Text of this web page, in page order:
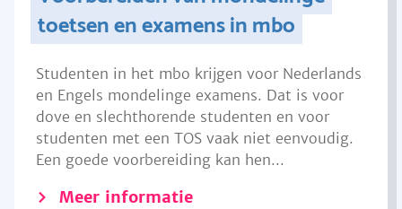
toetsen en examens in mbo
Studenten in het mbo krijgen voor Nederlands
en Engels mondelinge examens. Dat is voor
dove en slechthorende studenten en voor
studenten met een TOS vaak niet eenvoudig.
Een goede voorbereiding kan hen...
Meer informatie